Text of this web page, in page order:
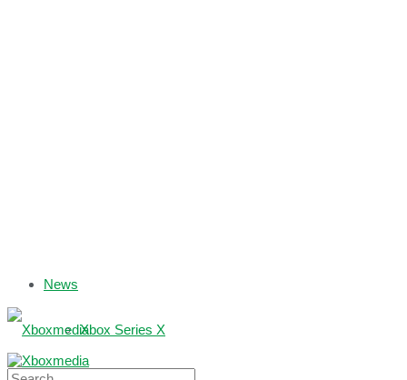
News
Xbox Series X